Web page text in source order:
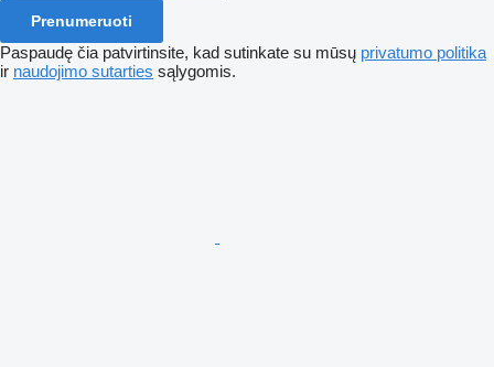
Prenumeruoti
Paspaudę čia patvirtinsite, kad sutinkate su mūsų privatumo politika
ir naudojimo sutarties sąlygomis.